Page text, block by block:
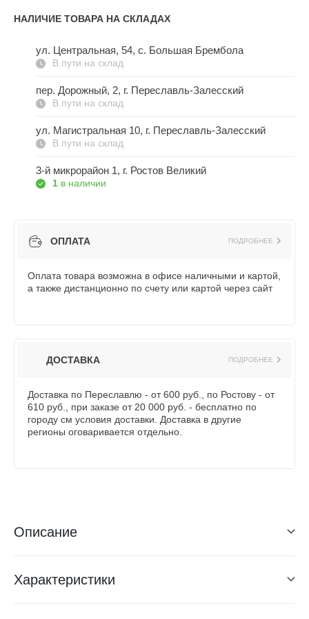
НАЛИЧИЕ ТОВАРА НА СКЛАДАХ
ул. Центральная, 54, c. Большая Брембола
В пути на склад
пер. Дорожный, 2, г. Переславль-Залесский
В пути на склад
ул. Магистральная 10, г. Переславль-Залесский
В пути на склад
3-й микрорайон 1, г. Ростов Великий
1 в наличии
ОПЛАТА ПОДРОБНЕЕ
Оплата товара возможна в офисе наличными и картой,
а также дистанционно по счету или картой через сайт
ДОСТАВКА ПОДРОБНЕЕ
Доставка по Переславлю - от 600 руб., по Ростову - от
610 руб., при заказе от 20 000 руб. - бесплатно по
городу см условия доставки. Доставка в другие
регионы оговаривается отдельно.
Описание
Характеристики